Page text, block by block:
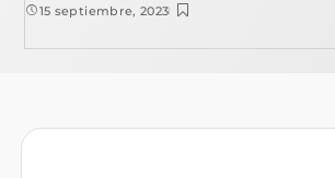
15 septiembre, 2023